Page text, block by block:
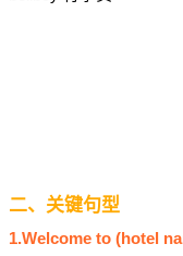
二、关键句型
1.Welcome to (hotel